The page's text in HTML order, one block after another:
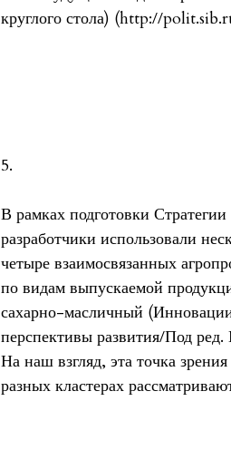
круглого стола) (http://
5.
В рамках подготовки
разработчики использовали
четыре взаимосвязанных
по видам выпускаемой
сахарно-масличный
перспективы развития/Под
На наш взгляд, эта точка
разных кластерах